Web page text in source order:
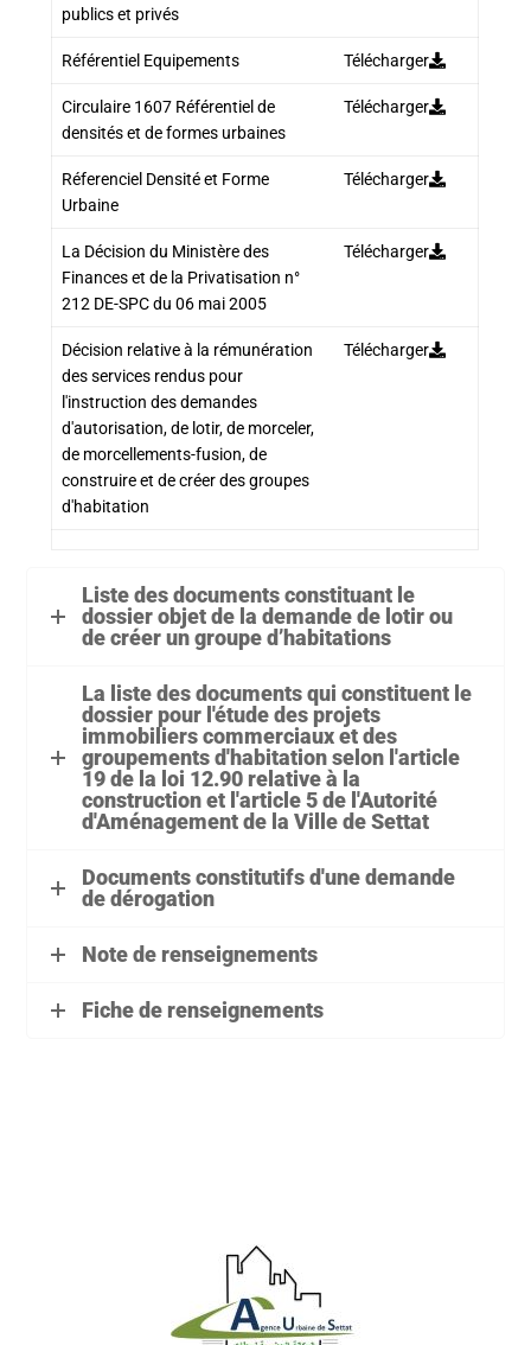
publics et privés
Référentiel Equipements Télécharger
Circulaire 1607 Référentiel de
densités et de formes urbaines
Télécharger
Réferenciel Densité et Forme
Urbaine
Télécharger
La Décision du Ministère des
Finances et de la Privatisation n°
212 DE-SPC du 06 mai 2005
Télécharger
Décision relative à la rémunération
des services rendus pour
l'instruction des demandes
d'autorisation, de lotir, de morceler,
de morcellements-fusion, de
construire et de créer des groupes
d'habitation
Télécharger
Liste des documents constituant le
dossier objet de la demande de lotir ou
de créer un groupe d’habitations
La liste des documents qui constituent le
dossier pour l'étude des projets
immobiliers commerciaux et des
groupements d'habitation selon l'article
19 de la loi 12.90 relative à la
construction et l'article 5 de l'Autorité
d'Aménagement de la Ville de Settat
Documents constitutifs d'une demande
de dérogation
Note de renseignements
Fiche de renseignements